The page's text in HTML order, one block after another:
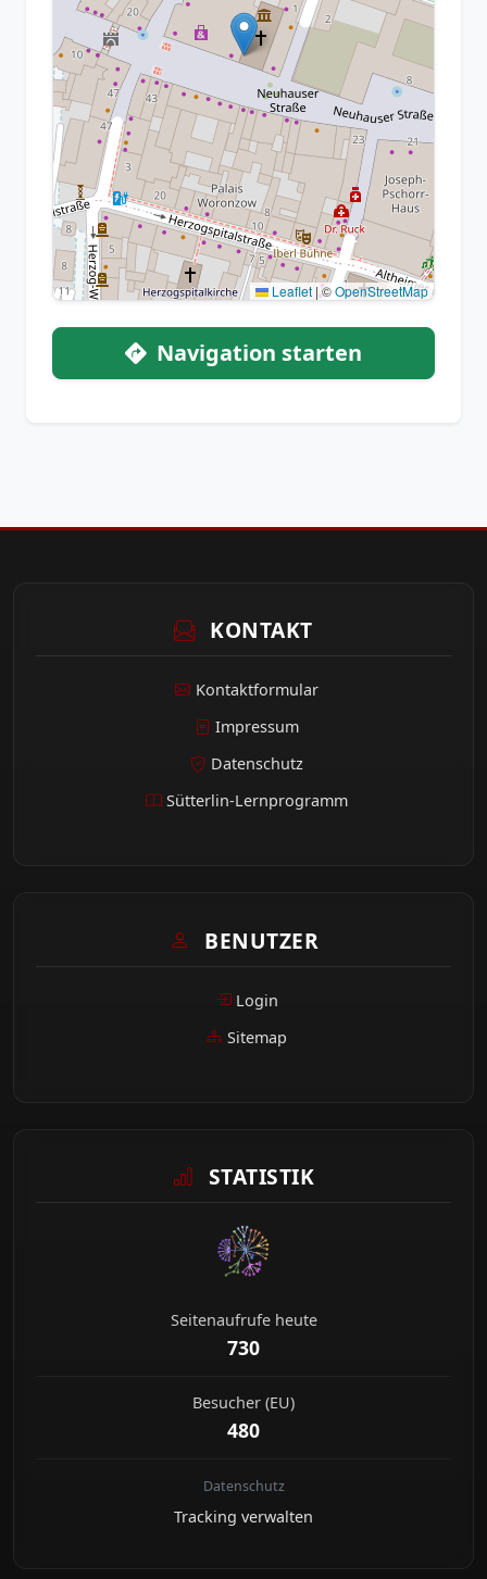
Leaflet |©OpenStreetMap
Navigation starten
KONTAKT
Kontaktformular
Impressum
Datenschutz
Sütterlin-Lernprogramm
BENUTZER
Login
Sitemap
STATISTIK
Seitenaufrufe heute
730
Besucher (EU)
480
Datenschutz
Tracking verwalten